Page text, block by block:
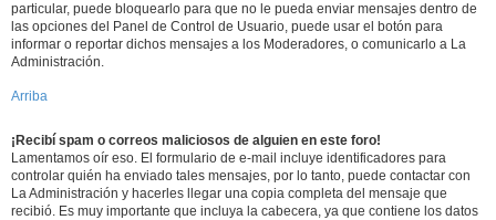
particular, puede bloquearlo para que no le pueda enviar mensajes dentro de
las opciones del Panel de Control de Usuario, puede usar el botón para
informar o reportar dichos mensajes a los Moderadores, o comunicarlo a La
Administración.
Arriba
¡Recibí spam o correos maliciosos de alguien en este foro!
Lamentamos oír eso. El formulario de e-mail incluye identificadores para
controlar quién ha enviado tales mensajes, por lo tanto, puede contactar con
La Administración y hacerles llegar una copia completa del mensaje que
recibió. Es muy importante que incluya la cabecera, ya que contiene los datos